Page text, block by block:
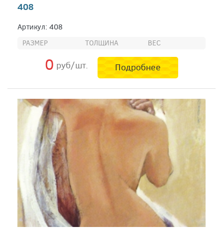
408
Артикул: 408
РАЗМЕР ТОЛЩИНА ВЕС
0 руб/шт. Подробнее